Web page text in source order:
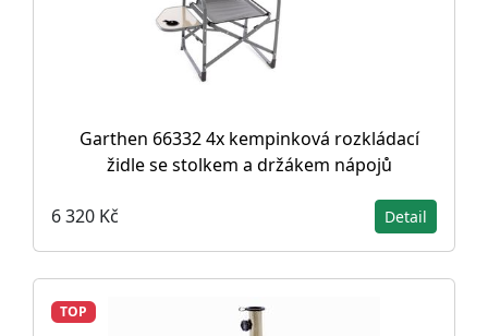
Garthen 66332 4x kempinková rozkládací
židle se stolkem a držákem nápojů
6 320 Kč Detail
TOP